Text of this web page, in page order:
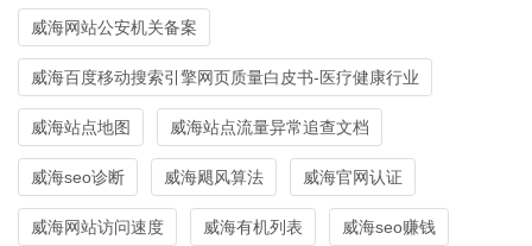
威海网站公安机关备案
威海百度移动搜索引擎网页质量白皮书-医疗健康行业
威海站点地图 威海站点流量异常追查文档
威海seo诊断 威海飓风算法 威海官网认证
威海网站访问速度 威海有机列表 威海seo赚钱